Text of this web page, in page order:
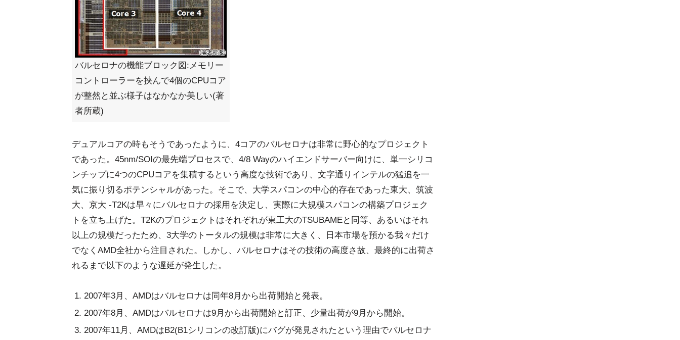
バルセロナの機能ブロック図:メモリー
コントローラーを挟んで4個のCPUコア
が整然と並ぶ様子はなかなか美しい(著
者所蔵)
デュアルコアの時もそうであったように、4コアのバルセロナは非常に野心的なプロジェクト
であった。45nm/SOIの最先端プロセスで、4/8 Wayのハイエンドサーバー向けに、単一シリコ
ンチップに4つのCPUコアを集積するという高度な技術であり、文字通りインテルの猛追を一
気に振り切るポテンシャルがあった。そこで、大学スパコンの中心的存在であった東大、筑波
大、京大 -T2Kは早々にバルセロナの採用を決定し、実際に大規模スパコンの構築プロジェク
トを立ち上げた。T2Kのプロジェクトはそれぞれが東工大のTSUBAMEと同等、あるいはそれ
以上の規模だったため、3大学のトータルの規模は非常に大きく、日本市場を預かる我々だけ
でなくAMD全社から注目された。しかし、バルセロナはその技術の高度さ故、最終的に出荷さ
れるまで以下のような遅延が発生した。
2007年3月、AMDはバルセロナは同年8月から出荷開始と発表。
2007年8月、AMDはバルセロナは9月から出荷開始と訂正、少量出荷が9月から開始。
2007年11月、AMDはB2(B1シリコンの改訂版)にバグが発見されたという理由でバルセロナ